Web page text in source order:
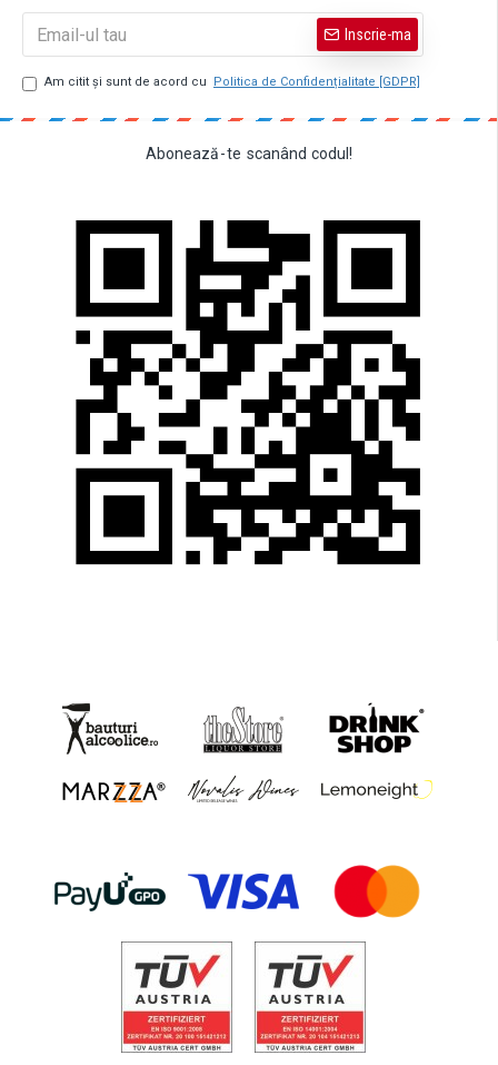
Inscrie-ma
Am citit şi sunt de acord cu Politica de Confidențialitate [GDPR]
Abonează-te scanând codul!